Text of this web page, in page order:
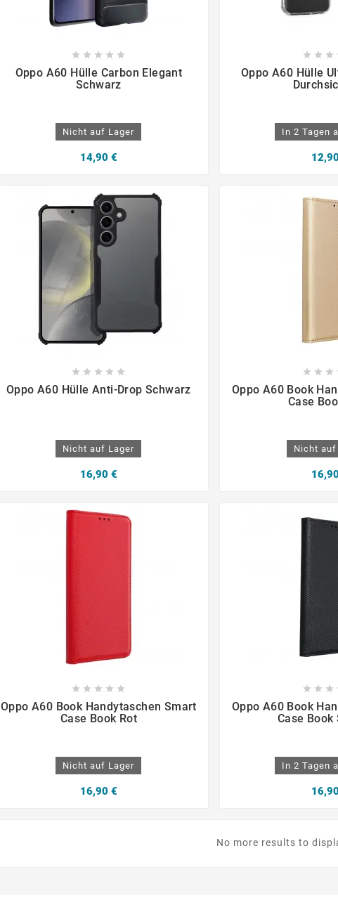
 
    
Oppo A60 Hülle Carbon Elegant
Schwarz
Nicht auf Lager
14,90 €

  
Oppo A60 Hülle
In 2 Tagen
    
Oppo A60 Hülle Anti-Drop Schwarz
Nicht auf Lager
16,90 €
  
Oppo A60 Book
Case
Nicht auf
    
Oppo A60 Book Handytaschen Smart
Case Book Rot
Nicht auf Lager
16,90 €
  
Oppo A60 Book
Case Book
In 2 Tagen
No more results to